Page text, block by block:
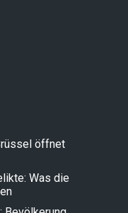
öffnet
Was die